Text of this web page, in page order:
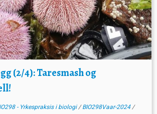
(2/4): Taresmash og
- Yrkespraksis i biologi/BIO298Vaar-2024/